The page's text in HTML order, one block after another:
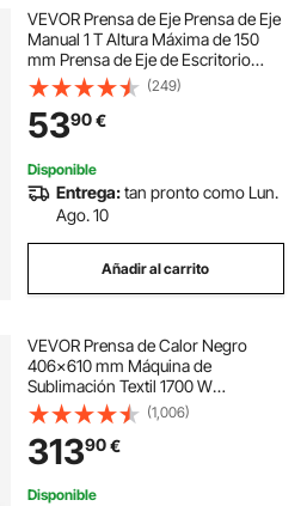
VEVOR Prensa de Eje Prensa de Eje
Manual 1 T Altura Máxima de 150
mm Prensa de Eje de Escritorio
Manual de Hierro Fundido
Resistente Prensa Manual de
Precisión para Estampar, Doblar,
Estirar, Formar
(249)
5390€
Disponible
Entrega:tan pronto como Lun.
Ago. 10
Añadir al carrito
VEVOR Prensa de Calor Negro
406x610 mm Máquina de
Sublimación Textil 1700 W
Calentamiento Rápido Prensa de
Calor por Transferencia por
Sublimación Digital e Industrial para
Camiseta, Bolso, Almohada
(1,006)
31390€
Disponible